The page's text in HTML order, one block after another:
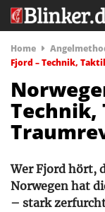
Home
Fjord – Technik,
Technik,
Wer Fjord hört,
Norwegen hat
– stark